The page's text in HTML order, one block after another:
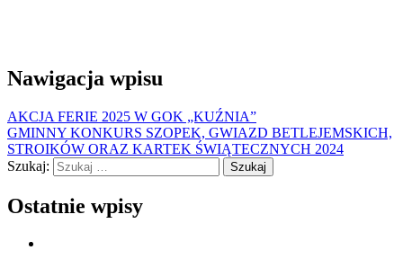
Nawigacja wpisu
AKCJA FERIE 2025 W GOK „KUŹNIA”
GMINNY KONKURS SZOPEK, GWIAZD BETLEJEMSKICH,
STROIKÓW ORAZ KARTEK ŚWIĄTECZNYCH 2024
Szukaj:
Ostatnie wpisy